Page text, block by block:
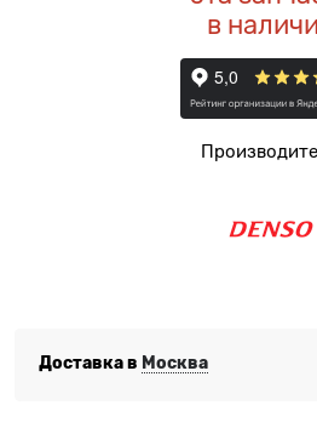
в
Доставка в Москва